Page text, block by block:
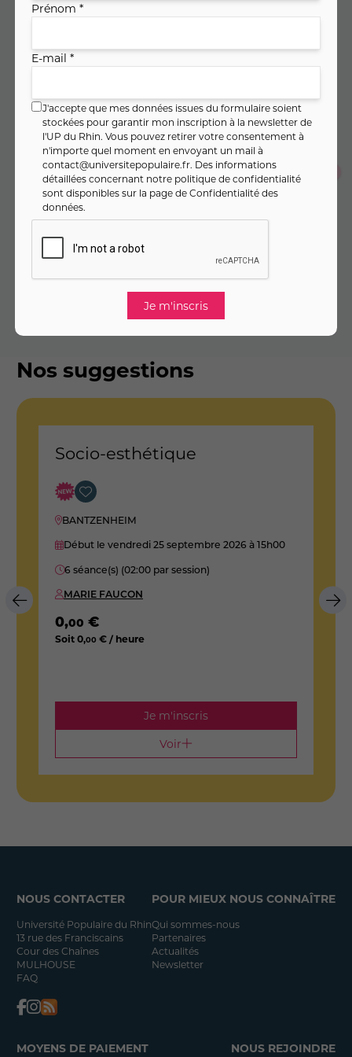
PAIEMENT FRACTIONNÉ
Dès6,67€/ mois pendant 3 mois
Montant total :20, 00€
Je m'inscris en un seul clic
Inscrivez-vous en toute sérénité : en cas d’annulation du
cours, vous êtes remboursé·e à 100 % (
voir CGV).
compte et si vous n'êtes pas à jour de cotisation
Nos suggestions
Socio-esthétique
BANTZENHEIM
Début le vendredi 25 septembre 2026 à 15h00
6 séance(s) (02:00 par session)
MARIE FAUCON
0,00 €
Soit0,00 € / heure
Je m'inscris
Voir
Prénom *
E-mail *
J'accepte que mes données issues du formulaire soient
stockées pour garantir mon inscription à la newsletter de
l'UP du Rhin. Vous pouvez retirer votre consentement à
n'importe quel moment en envoyant un mail à
contact@universitepopulaire.fr. Des informations
détaillées concernant notre politique de confidentialité
sont disponibles sur la page deConfidentialité des
données.
NOUS CONTACTER
Université Populaire du Rhin
13 rue des Franciscains
Cour des Chaînes
MULHOUSE
FAQ
POUR MIEUX NOUS CONNAÎTRE
Qui sommes-nous
Partenaires
Actualités
Newsletter
MOYENS DE PAIEMENT NOUS REJOINDRE